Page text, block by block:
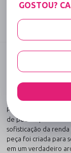
DESCRIÇÃO
Código
Calcinha Fio
Sensualle
Para quem não se
de poder que você
sofisticação da
peça foi criada para
em um verdadeiro
GOSTOU?